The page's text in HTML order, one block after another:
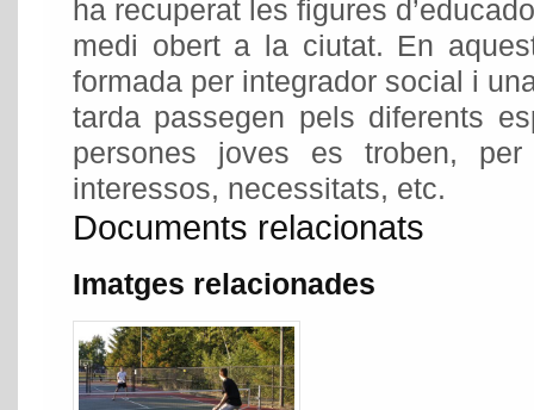
ha recuperat les figures
medi obert a la ciutat. En
formada per integrador social i
tarda passegen pels diferents
persones joves es troben,
interessos, necessitats, etc.
Documents relacionats
Imatges relacionades